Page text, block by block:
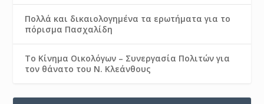
Πολλά και δικαιολογημένα τα ερωτήματα για το
πόρισμα Πασχαλίδη
Το Κίνημα Οικολόγων – Συνεργασία Πολιτών για
τον θάνατο του Ν. Κλεάνθους